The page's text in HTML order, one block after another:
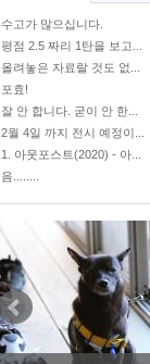
수고가 많으십니다.
평점 2.5 짜리 1탄을 보고...
올려놓은 자료랄 것도 없...
포효!
잘 안 합니다. 굳이 안 한...
2월 4일 까지 전시 예정이...
1. 아웃포스트(2020) - 아...
음........